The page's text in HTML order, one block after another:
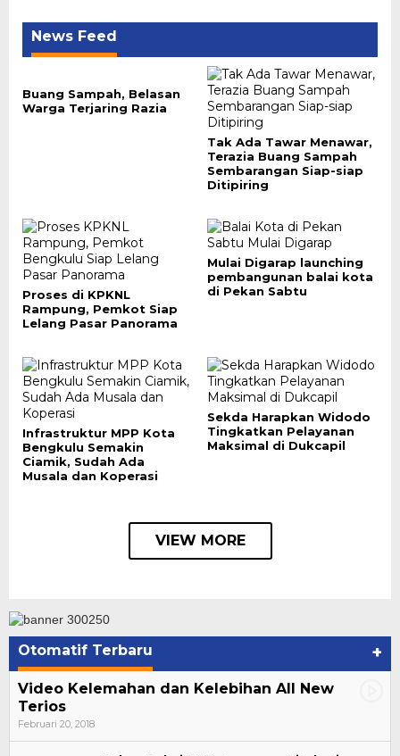
News Feed
Buang Sampah, Belasan
Warga Terjaring Razia
Tak Ada Tawar Menawar,
Terazia Buang Sampah
Sembarangan Siap-siap
Ditipiring
Proses di KPKNL
Rampung, Pemkot Siap
Lelang Pasar Panorama
Mulai Digarap launching
pembangunan balai kota
di Pekan Sabtu
Infrastruktur MPP Kota
Bengkulu Semakin
Ciamik, Sudah Ada
Musala dan Koperasi
Sekda Harapkan Widodo
Tingkatkan Pelayanan
Maksimal di Dukcapil
VIEW MORE
Otomatif Terbaru +
Video Kelemahan dan Kelebihan All New
Terios
Februari 20, 2018